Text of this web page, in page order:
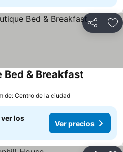
Compartir
Bed & Breakfast
de: Centro de la ciudad
los
Ver precios